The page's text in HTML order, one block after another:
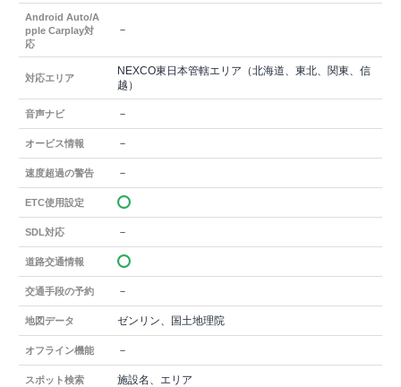
Android Auto/A
pple Carplay対
応
－
対応エリア
NEXCO東日本管轄エリア（北海道、東北、関東、信
越）
音声ナビ －
オービス情報 －
速度超過の警告 －
ETC使用設定
SDL対応 －
道路交通情報
交通手段の予約 －
地図データ ゼンリン、国土地理院
オフライン機能 －
スポット検索 施設名、エリア